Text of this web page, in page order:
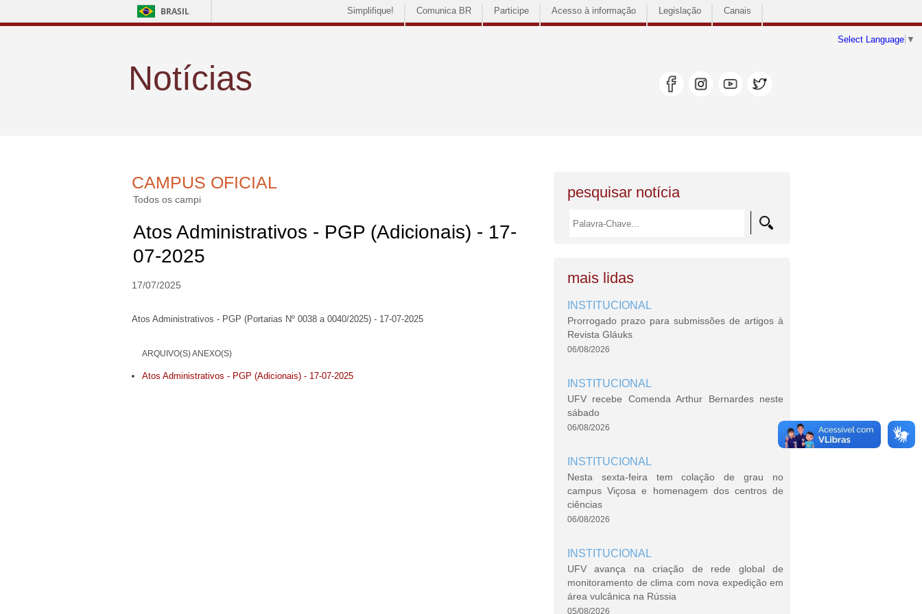
BRASIL Simplifique! Comunica BR Participe Acesso à informação Legislação Canais
Select Language ▼
Notícias
CAMPUS OFICIAL
Todos os campi
Atos Administrativos - PGP (Adicionais) - 17-
07-2025
17/07/2025
Atos Administrativos - PGP (Portarias Nº 0038 a 0040/2025) - 17-07-2025
ARQUIVO(S) ANEXO(S)
Atos Administrativos - PGP (Adicionais) - 17-07-2025
pesquisar notícia
mais lidas
INSTITUCIONAL
Prorrogado prazo para submissões de artigos à
Revista Gláuks
06/08/2026
INSTITUCIONAL
UFV recebe Comenda Arthur Bernardes neste
sábado
06/08/2026
INSTITUCIONAL
Nesta sexta-feira tem colação de grau no
campus Viçosa e homenagem dos centros de
ciências
06/08/2026
INSTITUCIONAL
UFV avança na criação de rede global de
monitoramento de clima com nova expedição em
área vulcânica na Rússia
05/08/2026